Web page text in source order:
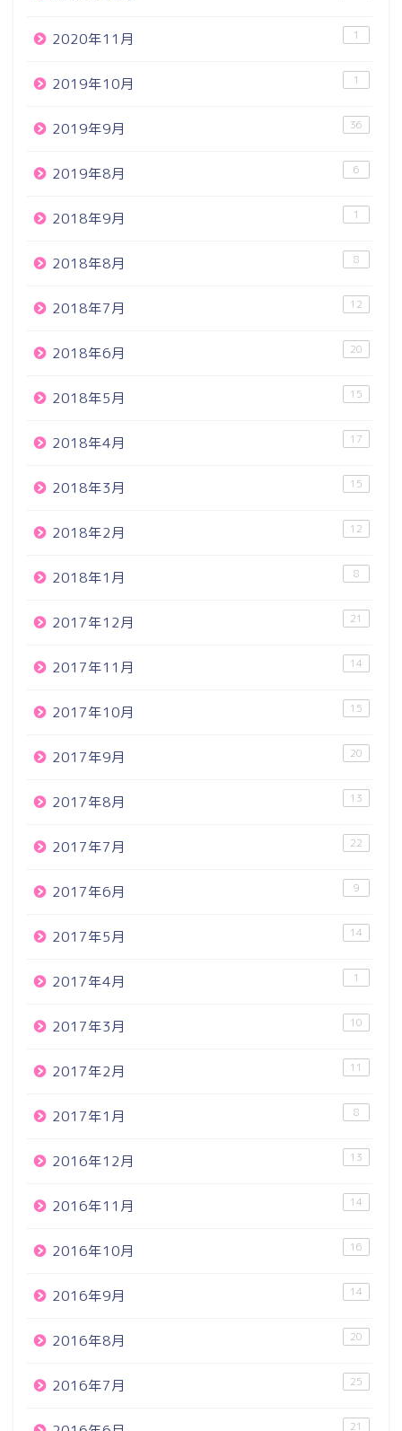
2020年11月 1
2019年10月 1
2019年9月 36
2019年8月 6
2018年9月 1
2018年8月 8
2018年7月 12
2018年6月 20
2018年5月 15
2018年4月 17
2018年3月 15
2018年2月 12
2018年1月 8
2017年12月 21
2017年11月 14
2017年10月 15
2017年9月 20
2017年8月 13
2017年7月 22
2017年6月 9
2017年5月 14
2017年4月 1
2017年3月 10
2017年2月 11
2017年1月 8
2016年12月 13
2016年11月 14
2016年10月 16
2016年9月 14
2016年8月 20
2016年7月 25
21